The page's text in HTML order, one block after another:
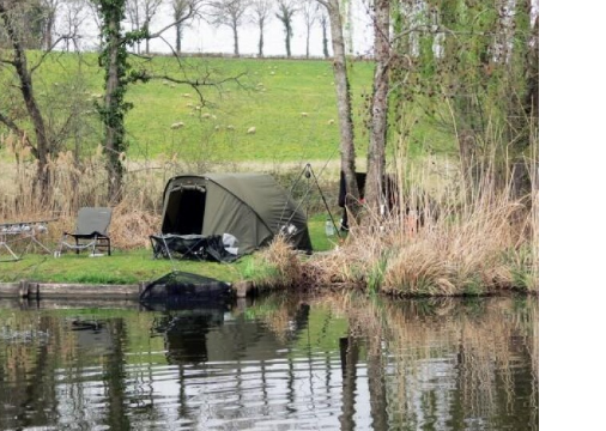
2
0
1
7